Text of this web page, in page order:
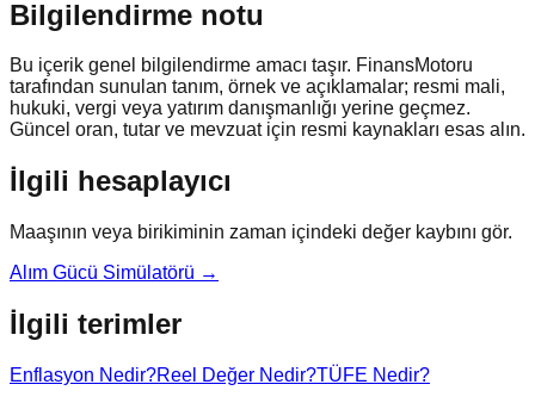
Bilgilendirme notu
Bu içerik genel bilgilendirme amacı taşır. FinansMotoru
tarafından sunulan tanım, örnek ve açıklamalar; resmi mali,
hukuki, vergi veya yatırım danışmanlığı yerine geçmez.
Güncel oran, tutar ve mevzuat için resmi kaynakları esas alın.
İlgili hesaplayıcı
Maaşının veya birikiminin zaman içindeki değer kaybını gör.
Alım Gücü Simülatörü →
İlgili terimler
Enflasyon Nedir?Reel Değer Nedir?TÜFE Nedir?